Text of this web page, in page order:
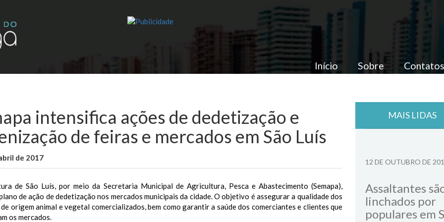
Início Sobre Contatos
intensifica ações de dedetização e
de feiras e mercados em São Luís
de 2017
de São Luís, por meio da Secretaria Municipal de Agricultura, Pesca e Abastecimento (Semapa),
de ação de dedetização nos mercados municipais da cidade. O objetivo é assegurar a qualidade dos
origem animal e vegetal comercializados, bem como garantir a saúde dos comerciantes e clientes que
os mercados.
MAIS LIDAS
12 DE OUTUBRO DE
Assaltantes
linchados por
populares em